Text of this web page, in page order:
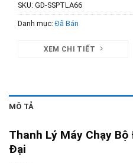
SKU: GD-SSPTLA66
Danh mục:Đã Bán
XEM CHI TIẾT
MÔ TẢ
Thanh Lý Máy Chạy Bộ
Đại